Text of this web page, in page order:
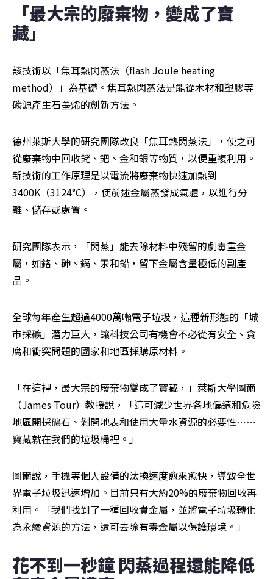
「最大宗的廢棄物，變成了寶
藏」
該技術以「焦耳熱閃蒸法（flash Joule heating
method）」為基礎。焦耳熱閃蒸法是能從木材和塑膠等
碳源產生石墨烯的創新方法。
德州萊斯大學的研究團隊改良「焦耳熱閃蒸法」，使之可
從廢棄物中回收銠、鈀、金和銀等物質，以便重複利用。
新技術的工作原理是以電流將廢棄物快速加熱到
3400K（3124°C），使前述金屬蒸發成氣體，以進行分
離、儲存或處置。
研究團隊表示，「閃蒸」能去除材料中殘留的劇毒重金
屬，如鉻、砷、鎘、汞和鉛，留下金屬含量極低的副產
品。
全球每年產生超過4000萬噸電子垃圾，這種新形態的「城
市採礦」潛力巨大，讓科技公司有機會不必從有安全、貪
腐和衝突問題的國家和地區採購原材料。
「在這裡，最大宗的廢棄物變成了寶藏，」萊斯大學圖爾
（James Tour）教授說，「這可減少世界各地偏遠和危險
地區開採礦石、剝開地表和使用大量水資源的必要性⋯⋯
寶藏就在我們的垃圾桶裡。」
圖爾說，手機等個人設備的汰換速度愈來愈快，導致全世
界電子垃圾迅速增加。目前只有大約20%的廢棄物回收再
利用。「我們找到了一種回收貴金屬，並將電子垃圾轉化
為永續資源的方法，還可去除有毒金屬以保護環境。」
花不到一秒鐘 閃蒸過程還能降低